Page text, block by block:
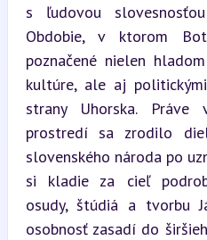
s ľudovou
Obdobie, v ktorom
poznačené nielen
kultúre, ale aj
strany Uhorska.
prostredí sa zrodilo
slovenského národa po
si kladie za cieľ
osudy, štúdiá a tvorbu
osobnosť zasadí do